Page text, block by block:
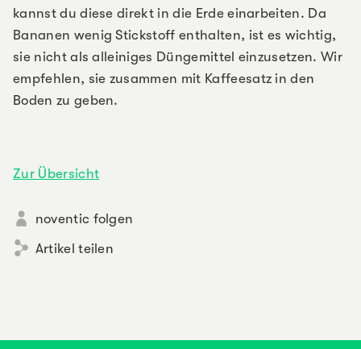
kannst du diese direkt in die Erde einarbeiten. Da
Bananen wenig Stickstoff enthalten, ist es wichtig,
sie nicht als alleiniges Düngemittel einzusetzen. Wir
empfehlen, sie zusammen mit Kaffeesatz in den
Boden zu geben.
Zur Übersicht
noventic folgen
Artikel teilen